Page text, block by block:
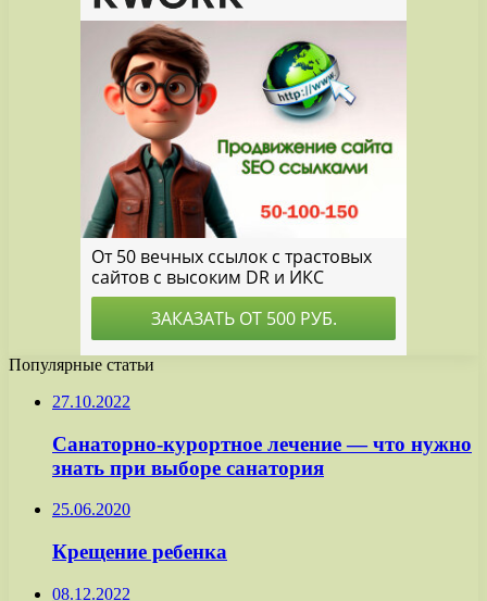
Популярные статьи
27.10.2022
Санаторно-курортное лечение — что нужно
знать при выборе санатория
25.06.2020
Крещение ребенка
08.12.2022